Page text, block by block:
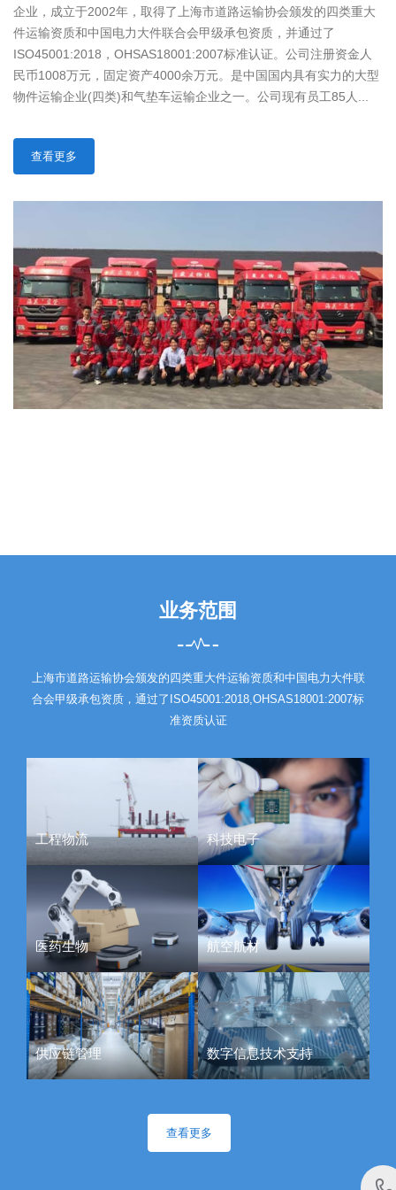
企业，成立于2002年，取得了上海市道路运输协会颁发的四类重大
件运输资质和中国电力大件联合会甲级承包资质，并通过了
ISO45001:2018，OHSAS18001:2007标准认证。公司注册资金人
民币1008万元，固定资产4000余万元。是中国国内具有实力的大型
物件运输企业(四类)和气垫车运输企业之一。公司现有员工85人...
查看更多
业务范围
上海市道路运输协会颁发的四类重大件运输资质和中国电力大件联
合会甲级承包资质，通过了ISO45001:2018,OHSAS18001:2007标
准资质认证
工程物流 科技电子
医药生物 航空航材
供应链管理 数字信息技术支持
查看更多